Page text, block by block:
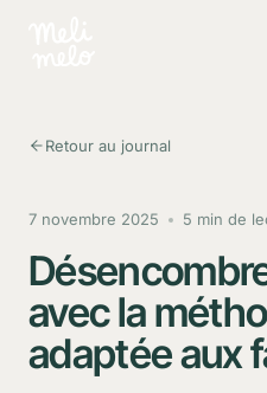
Retour au journal
7 novembre 2025 5 min de
avec la
adaptée aux